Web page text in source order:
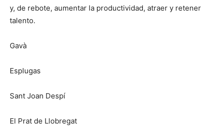
y, de rebote, aumentar la productividad, atraer y retener
talento.
Gavà
Esplugas
Sant Joan Despí
El Prat de Llobregat